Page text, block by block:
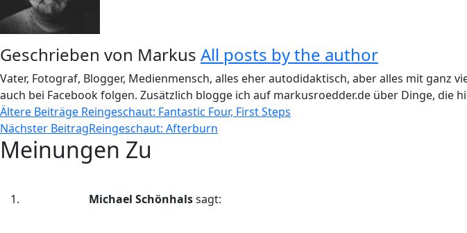
Geschrieben von Markus All posts by the author
Vater, Fotograf, Blogger, Medienmensch, alles eher autodidaktisch, aber alles mit
auch bei Facebook folgen. Zusätzlich blogge ich auf markusroedder.de über Dinge, die
Beitragsnavigation
Ältere Beiträge Reingeschaut: Fantastic Four, First Steps
Nächster BeitragReingeschaut: Afterburn
Meinungen Zu
Michael Schönhalssagt: